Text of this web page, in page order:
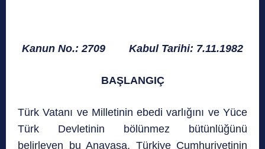
Kanun No.: 2709 Kabul Tarihi: 7.11.1982
BAŞLANGIÇ
Türk Vatanı ve Milletinin ebedi varlığını ve Yüce
Türk Devletinin bölünmez bütünlüğünü
belirleyen bu Anayasa, Türkiye Cumhuriyetinin